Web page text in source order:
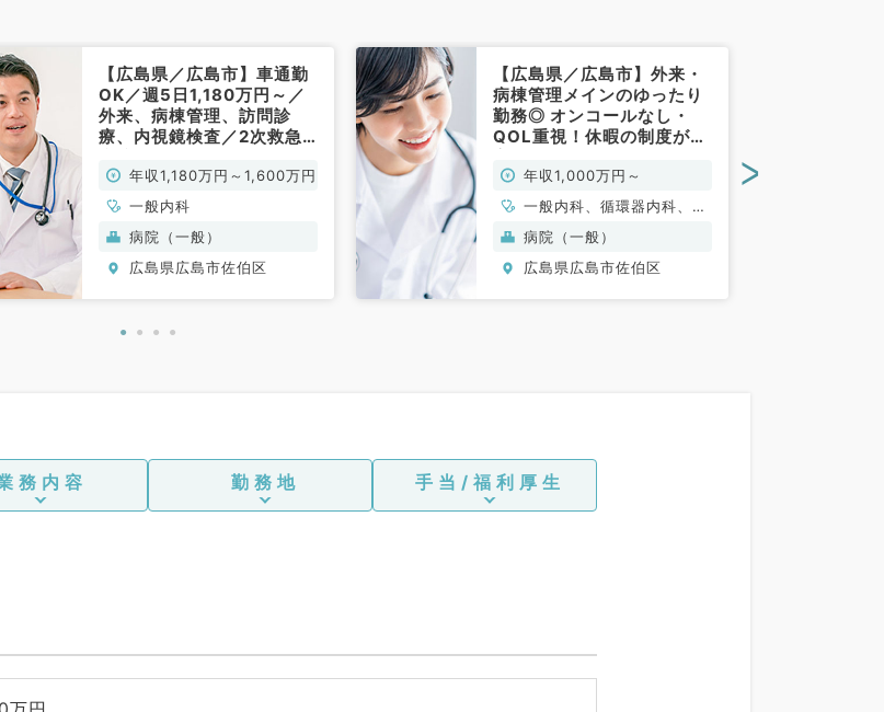
【広島県／広島市】車通勤
OK／週5日1,180万円～／
外来、病棟管理、訪問診
療、内視鏡検査／2次救急
年収1,180万円～1,600万円
一般内科
病院（一般）
広島県広島市佐伯区
【広島県／広島市】外来・
病棟管理メインのゆったり
勤務◎ オンコールなし・
QOL重視！休暇の制度が充
1,000万円～（一般内科／
常勤）
年収1,000万円～
一般内科、循環器内科、呼
吸器内科、消化器内科、内
分泌・代謝内科
病院（一般）
広島県広島市佐伯区
>
務内容 勤務地 手当/福利厚生